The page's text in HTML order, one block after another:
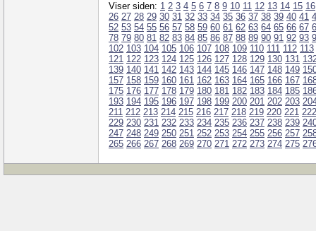
Viser siden: 1 2 3 4 5 6 7 8 9 10 11 12 13 14 15 16
26 27 28 29 30 31 32 33 34 35 36 37 38 39 40 41
52 53 54 55 56 57 58 59 60 61 62 63 64 65 66 67
78 79 80 81 82 83 84 85 86 87 88 89 90 91 92 93
102 103 104 105 106 107 108 109 110 111 112 113
121 122 123 124 125 126 127 128 129 130 131
139 140 141 142 143 144 145 146 147 148 149
157 158 159 160 161 162 163 164 165 166 167
175 176 177 178 179 180 181 182 183 184 185
193 194 195 196 197 198 199 200 201 202 203
211 212 213 214 215 216 217 218 219 220 221 222
229 230 231 232 233 234 235 236 237 238 239
247 248 249 250 251 252 253 254 255 256 257
265 266 267 268 269 270 271 272 273 274 275